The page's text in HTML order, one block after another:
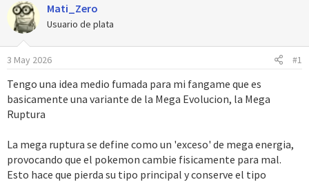
t
o
r
c
h
d
i
o
Mati_Zero
Usuario de plata
3 May 2026 #1
Tengo una idea medio fumada para mi fangame que es
basicamente una variante de la Mega Evolucion, la Mega
Ruptura
La mega ruptura se define como un 'exceso' de mega energia,
provocando que el pokemon cambie fisicamente para mal.
Esto hace que pierda su tipo principal y conserve el tipo